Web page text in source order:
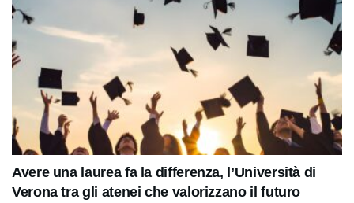
Avere una laurea fa la differenza, l’Università di
Verona tra gli atenei che valorizzano il futuro